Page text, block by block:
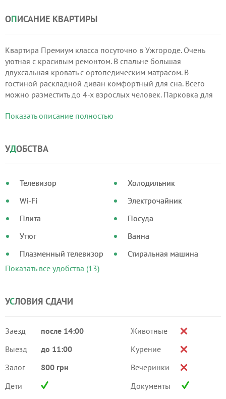
ОПИСАНИЕ КВАРТИРЫ
Квартира Премиум класса посуточно в Ужгороде. Очень
уютная с красивым ремонтом. В спальне большая
двухсальная кровать с ортопедическим матрасом. В
гостиной раскладной диван комфортный для сна. Всего
можно разместить до 4-х взрослых человек. Парковка для
Показать описание полностью
УДОБСТВА
Телевизор
Wi-Fi
Плита
Утюг
Плазменный телевизор
Холодильник
Электрочайник
Посуда
Ванна
Стиральная машина
Показать все удобства (13)
УСЛОВИЯ СДАЧИ
Заезд
после 14:00
Выезд
до 11:00
Залог
800 грн
Дети
Животные
Курение
Вечеринки
Документы